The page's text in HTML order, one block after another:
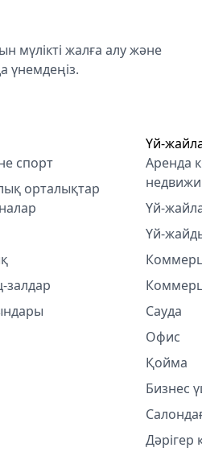
мүлікті жалға алу және
үнемдеңіз.
спорт
орталықтар
залдар
Үй-
Аренда
Үй-
Үй-
Сауда
Офис
Қойма
Бизнес
Дәрігер